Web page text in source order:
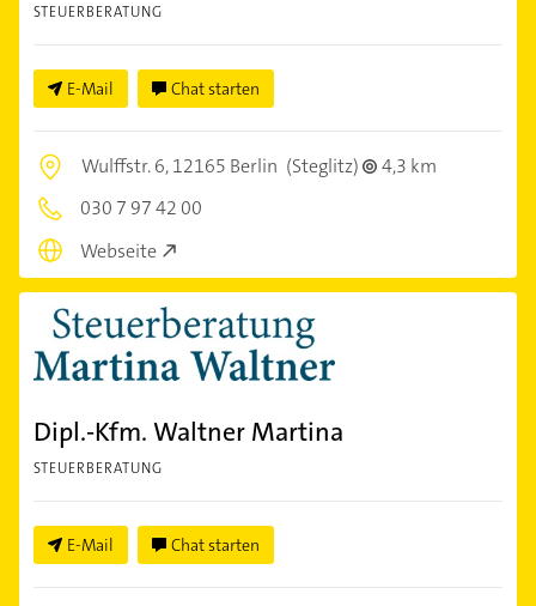
STEUERBERATUNG
E-Mail Chat starten
Wulffstr. 6,12165 Berlin (Steglitz)
4,3 km
030 7 97 42 00
Webseite
Dipl.-Kfm. Waltner Martina
STEUERBERATUNG
E-Mail Chat starten